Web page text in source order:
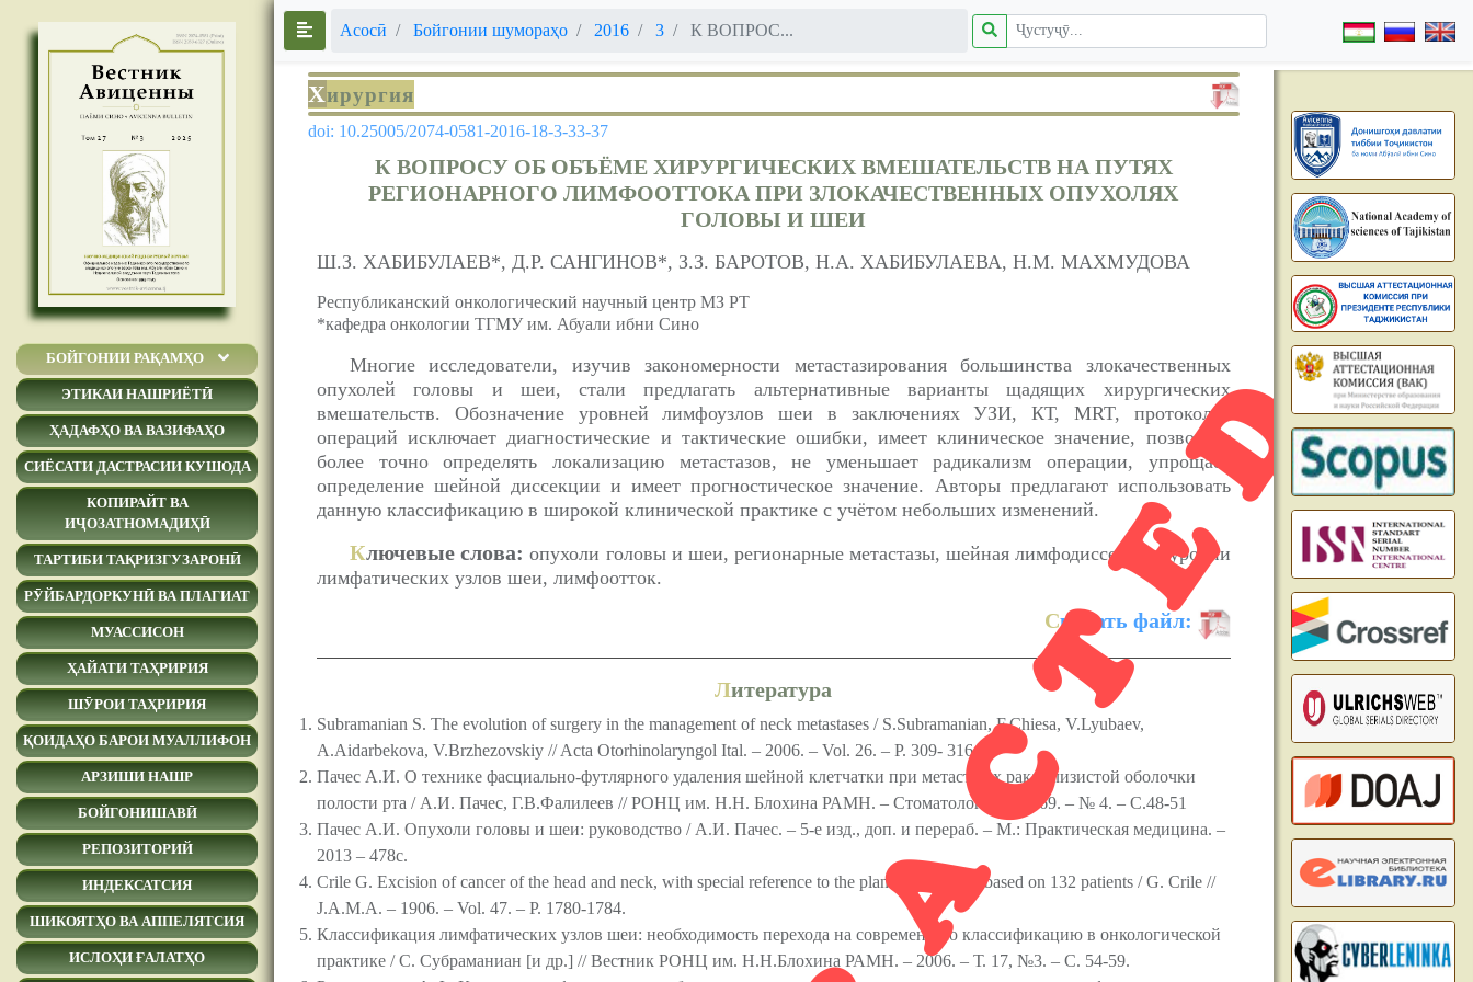
БОЙГОНИИ РАҚАМҲО
ЭТИКАИ НАШРИЁТӢ
ҲАДАФҲО ВА ВАЗИФАҲО
СИЁСАТИ ДАСТРАСИИ КУШОДА
КОПИРАЙТ ВА
ИҶОЗАТНОМАДИҲӢ
ТАРТИБИ ТАҚРИЗГУЗАРОНӢ
РӮЙБАРДОРКУНӢ ВА ПЛАГИАТ
МУАССИСОН
ҲАЙАТИ ТАҲРИРИЯ
ШӮРОИ ТАҲРИРИЯ
ҚОИДАҲО БАРОИ МУАЛЛИФОН
АРЗИШИ НАШР
БОЙГОНИШАВӢ
РЕПОЗИТОРИЙ
ИНДЕКСАТСИЯ
ШИКОЯТҲО ВА АППЕЛЯТСИЯ
ИСЛОҲИ ҒАЛАТҲО
Асосӣ Бойгонии шумораҳо 2016 3 К ВОПРОС...
Хирургия
doi: 10.25005/2074-0581-2016-18-3-33-37
К ВОПРОСУ ОБ ОБЪЁМЕ ХИРУРГИЧЕСКИХ ВМЕШАТЕЛЬСТВ НА ПУТЯХ
РЕГИОНАРНОГО ЛИМФООТТОКА ПРИ ЗЛОКАЧЕСТВЕННЫХ ОПУХОЛЯХ
ГОЛОВЫ И ШЕИ
Ш.З. ХАБИБУЛАЕВ*, Д.Р. САНГИНОВ*, З.З. БАРОТОВ, Н.А. ХАБИБУЛАЕВА, Н.М. МАХМУДОВА
Республиканский онкологический научный центр МЗ РТ
*кафедра онкологии ТГМУ им. Абуали ибни Сино
Многие исследователи, изучив закономерности метастазирования большинства злокачественных
опухолей головы и шеи, стали предлагать альтернативные варианты щадящих хирургических
вмешательств. Обозначение уровней лимфоузлов шеи в заключениях УЗИ, КТ, MRT, протоколах
операций исключает диагностические и тактические ошибки, имеет клиническое значение, позволяет
более точно определять локализацию метастазов, не уменьшает радикализм операции, упрощает
определение шейной диссекции и имеет прогностическое значение. Авторы предлагают использовать
данную классификацию в широкой клинической практике с учётом небольших изменений.
Ключевые слова: опухоли головы и шеи, регионарные метастазы, шейная лимфодиссекция, уровни
лимфатических узлов шеи, лимфоотток.
Скачать файл:
Литература
Subramanian S. The evolution of surgery in the management of neck metastases / S.Subramanian, F.Chiesa, V.Lyubaev,
A.Aidarbekova, V.Brzhezovskiy // Acta Otorhinolaryngol Ital. – 2006. – Vol. 26. – P. 309- 316.
Пачес А.И. О технике фасциально-футлярного удаления шейной клетчатки при метастазах рака слизистой оболочки
полости рта / А.И. Пачес, Г.В.Фалилеев // РОНЦ им. Н.Н. Блохина РАМН. – Стоматология. – 1969. – № 4. – С.48-51
Пачес А.И. Опухоли головы и шеи: руководство / А.И. Пачес. – 5-е изд., доп. и перераб. – М.: Практическая медицина. –
2013 – 478с.
Crile G. Excision of cancer of the head and neck, with special reference to the plan of dissection based on 132 patients / G. Crile //
J.A.M.A. – 1906. – Vol. 47. – P. 1780-1784.
Классификация лимфатических узлов шеи: необходимость перехода на современную классификацию в онкологической
практике / С. Субраманиан [и др.] // Вестник РОНЦ им. Н.Н.Блохина РАМН. – 2006. – Т. 17, №3. – С. 54-59.